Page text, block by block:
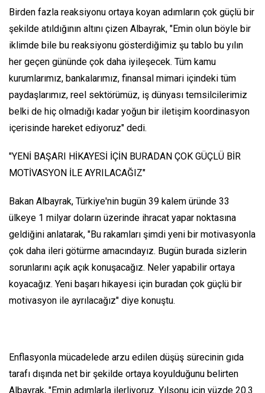
Birden fazla reaksiyonu ortaya koyan adımların çok güçlü bir
şekilde atıldığının altını çizen Albayrak, "Emin olun böyle bir
iklimde bile bu reaksiyonu gösterdiğimiz şu tablo bu yılın
her geçen gününde çok daha iyileşecek. Tüm kamu
kurumlarımız, bankalarımız, finansal mimari içindeki tüm
paydaşlarımız, reel sektörümüz, iş dünyası temsilcilerimiz
belki de hiç olmadığı kadar yoğun bir iletişim koordinasyon
içerisinde hareket ediyoruz" dedi.
"YENİ BAŞARI HİKAYESİ İÇİN BURADAN ÇOK GÜÇLÜ BİR
MOTİVASYON İLE AYRILACAĞIZ"
Bakan Albayrak, Türkiye'nin bugün 39 kalem üründe 33
ülkeye 1 milyar doların üzerinde ihracat yapar noktasına
geldiğini anlatarak, "Bu rakamları şimdi yeni bir motivasyonla
çok daha ileri götürme amacındayız. Bugün burada sizlerin
sorunlarını açık açık konuşacağız. Neler yapabilir ortaya
koyacağız. Yeni başarı hikayesi için buradan çok güçlü bir
motivasyon ile ayrılacağız" diye konuştu.
Enflasyonla mücadelede arzu edilen düşüş sürecinin gıda
tarafı dışında net bir şekilde ortaya koyulduğunu belirten
Albayrak, "Emin adımlarla ilerliyoruz. Yılsonu için yüzde 20.3